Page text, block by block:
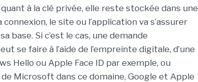
à la clé privée, elle reste stockée dans une
le site ou l’application va s’assurer
base. Si c’est le cas, une demande
se faire à l’aide de l’empreinte digitale, d’une
Hello ou Apple Face ID par exemple, ou
Microsoft dans ce domaine, Google et Apple